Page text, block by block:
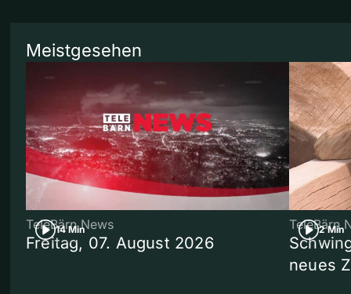
Meistgesehen
14 Min
TeleBärn News
Freitag, 07. August 2026
2 Min
TeleBärn
neues